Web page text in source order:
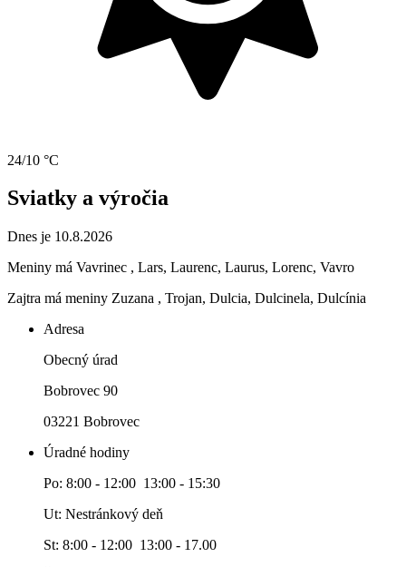
24/10 °C
Sviatky a výročia
Dnes je 10.8.2026
Meniny má Vavrinec , Lars, Laurenc, Laurus, Lorenc, Vavro
Zajtra má meniny Zuzana , Trojan, Dulcia, Dulcinela, Dulcínia
Adresa
Obecný úrad
Bobrovec 90
03221 Bobrovec
Úradné hodiny
Po: 8:00 - 12:00 13:00 - 15:30
Ut: Nestránkový deň
St: 8:00 - 12:00 13:00 - 17.00